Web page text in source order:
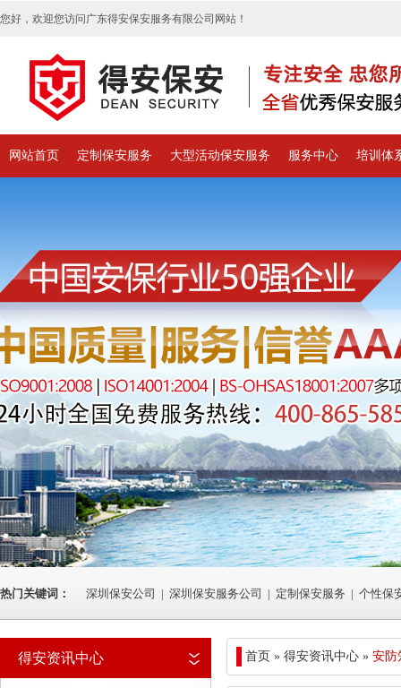
您好，欢迎您访问广东得安保安服务有限公司网站！
网站首页 定制保安服务 大型活动保安服务 服务中心 培训体
热门关键词： 深圳保安公司 | 深圳保安服务公司 | 定制保安服务 | 个性保
得安资讯中心 首页 » 得安资讯中心 » 安防